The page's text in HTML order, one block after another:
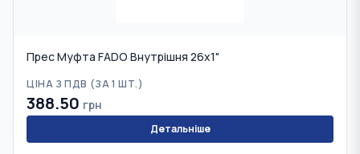
Прес Муфта FADO Внутрішня 26х1"
ЦІНА З ПДВ (ЗА 1 ШТ.)
388.50 грн
Детальніше